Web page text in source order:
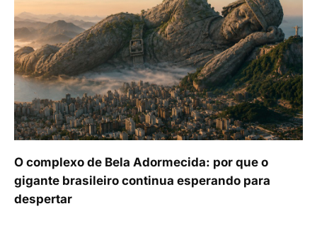
O complexo de Bela Adormecida: por que o
gigante brasileiro continua esperando para
despertar